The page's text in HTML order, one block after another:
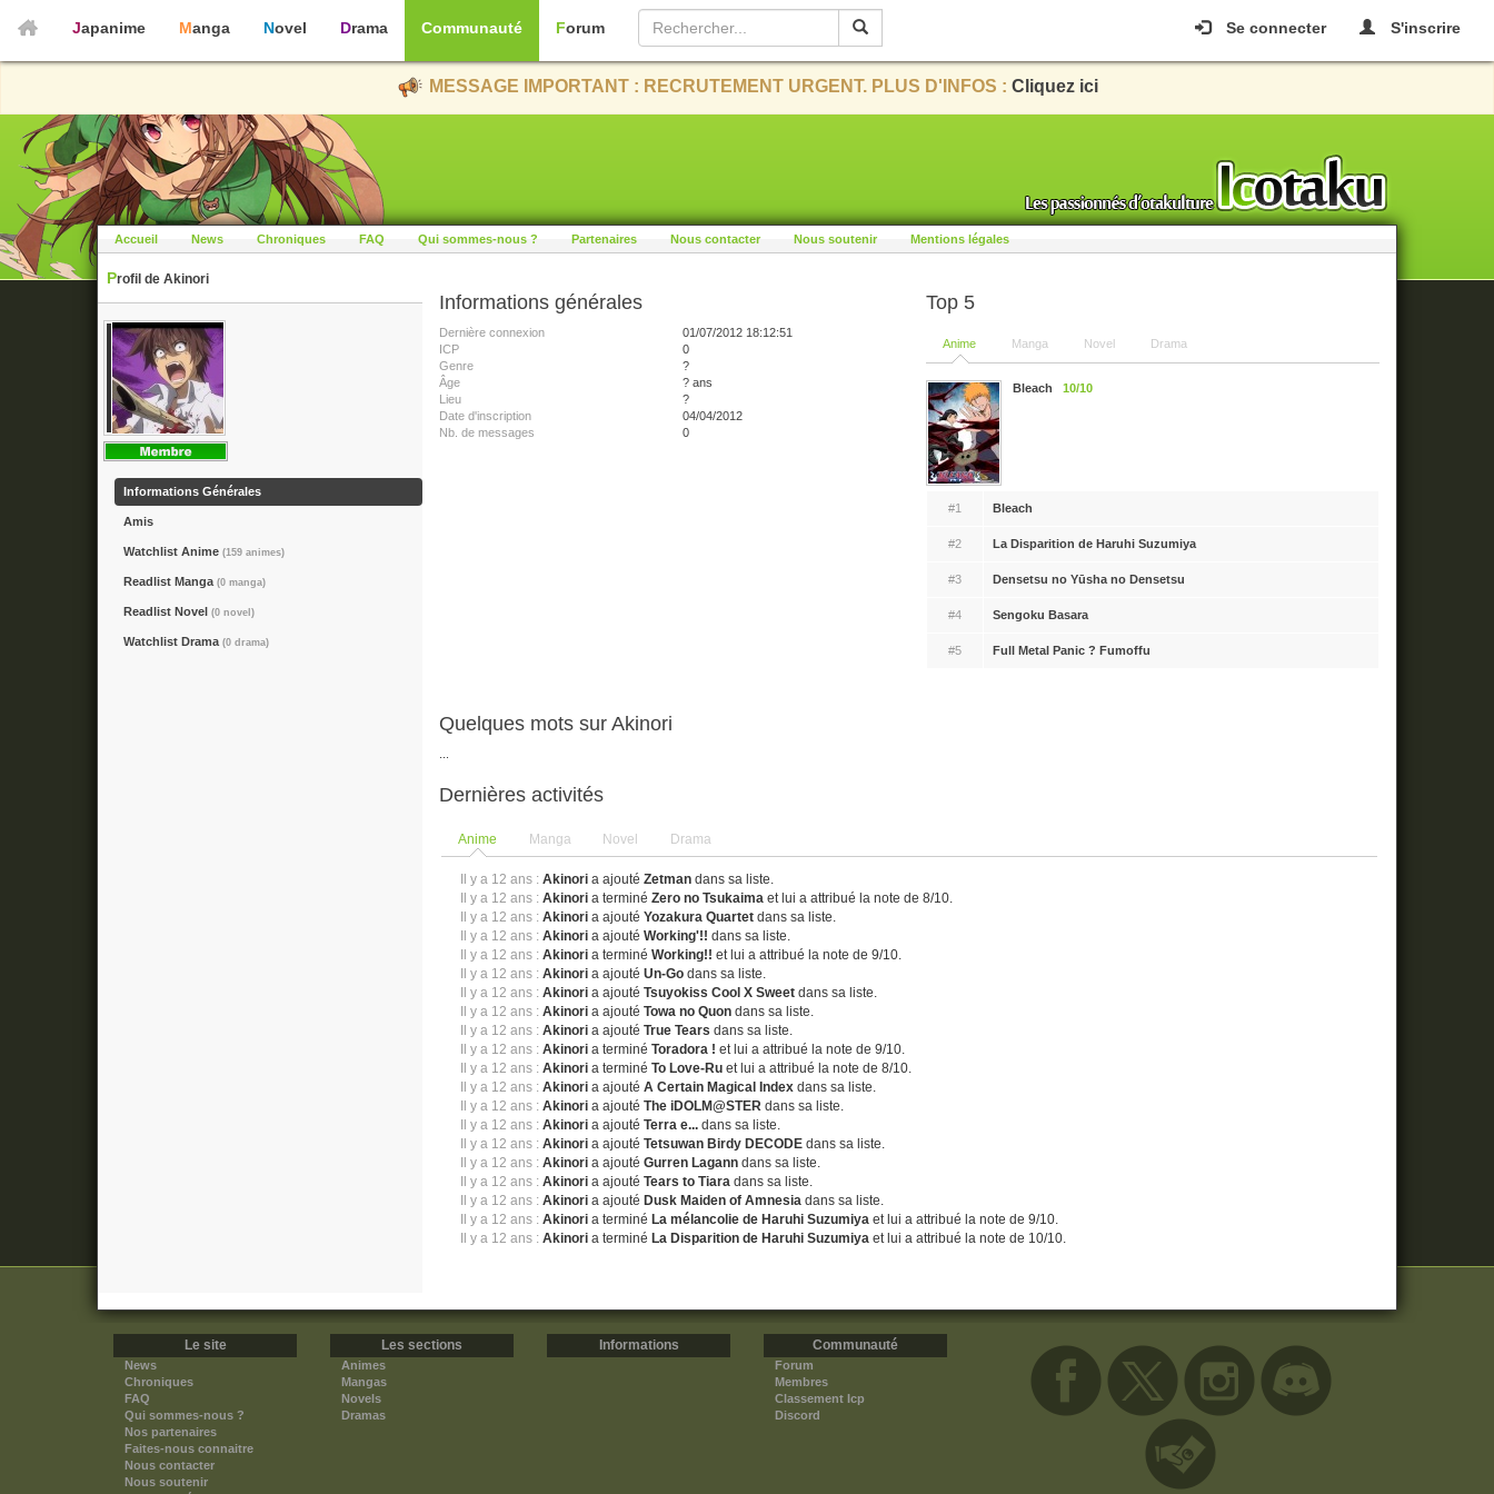
Se connecter S'inscrire
Japanime Manga Novel Drama Communauté Forum
MESSAGE IMPORTANT : RECRUTEMENT URGENT. PLUS D'INFOS : Cliquez ici
Accueil News Chroniques FAQ Qui sommes-nous ? Partenaires Nous contacter Nous soutenir Mentions légales
Profil de Akinori
Informations Générales
Amis
Watchlist Anime (159 animes)
Readlist Manga (0 manga)
Readlist Novel (0 novel)
Watchlist Drama (0 drama)
Informations générales
Dernière connexion
01/07/2012 18:12:51
ICP
0
Genre
?
Âge
? ans
Lieu
?
Date d'inscription
04/04/2012
Nb. de messages
0
Top 5
Anime Manga Novel Drama
Bleach 10/10
#1 Bleach
#2 La Disparition de Haruhi Suzumiya
#3 Densetsu no Yūsha no Densetsu
#4 Sengoku Basara
#5 Full Metal Panic ? Fumoffu
Quelques mots sur Akinori
Dernières activités
Anime Manga Novel Drama
Il y a 12 ans : Akinori a ajoutéZetman dans sa liste.
Il y a 12 ans : Akinori a terminéZero no Tsukaima et lui a attribué la note de 8/10.
Il y a 12 ans : Akinori a ajoutéYozakura Quartet dans sa liste.
Il y a 12 ans : Akinori a ajoutéWorking'!! dans sa liste.
Il y a 12 ans : Akinori a terminéWorking!! et lui a attribué la note de 9/10.
Il y a 12 ans : Akinori a ajoutéUn-Go dans sa liste.
Il y a 12 ans : Akinori a ajoutéTsuyokiss Cool X Sweet dans sa liste.
Il y a 12 ans : Akinori a ajoutéTowa no Quon dans sa liste.
Il y a 12 ans : Akinori a ajoutéTrue Tears dans sa liste.
Il y a 12 ans : Akinori a terminéToradora ! et lui a attribué la note de 9/10.
Il y a 12 ans : Akinori a terminéTo Love-Ru et lui a attribué la note de 8/10.
Il y a 12 ans : Akinori a ajoutéA Certain Magical Index dans sa liste.
Il y a 12 ans : Akinori a ajoutéThe iDOLM@STER dans sa liste.
Il y a 12 ans : Akinori a ajoutéTerra e... dans sa liste.
Il y a 12 ans : Akinori a ajoutéTetsuwan Birdy DECODE dans sa liste.
Il y a 12 ans : Akinori a ajoutéGurren Lagann dans sa liste.
Il y a 12 ans : Akinori a ajoutéTears to Tiara dans sa liste.
Il y a 12 ans : Akinori a ajouté Dusk Maiden of Amnesia dans sa liste.
Il y a 12 ans : Akinori a terminé La mélancolie de Haruhi Suzumiya et lui a attribué la note de 9/10.
Il y a 12 ans : Akinori a terminé La Disparition de Haruhi Suzumiya et lui a attribué la note de 10/10.
Le site
News
Chroniques
FAQ
Qui sommes-nous ?
Nos partenaires
Faites-nous connaitre
Nous contacter
Nous soutenir
Les sections
Animes
Mangas
Novels
Dramas
Informations Communauté
Forum
Membres
Classement Icp
Discord